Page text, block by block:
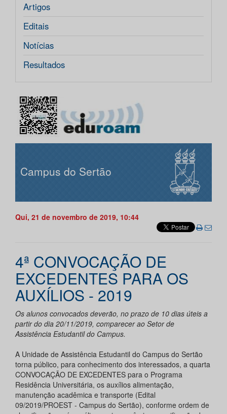
Artigos
Editais
Notícias
Resultados
Campus do Sertão
Qui, 21 de novembro de 2019, 10:44
4ª CONVOCAÇÃO DE
EXCEDENTES PARA OS
AUXÍLIOS - 2019
Os alunos convocados deverão, no prazo de 10 dias úteis a
partir do dia 20/11/2019, comparecer ao Setor de
Assistência Estudantil do Campus.
A Unidade de Assistência Estudantil do Campus do Sertão
torna público, para conhecimento dos interessados, a quarta
CONVOCAÇÃO DE EXCEDENTES para o Programa
Residência Universitária, os auxílios alimentação,
manutenção acadêmica e transporte (Edital
09/2019/PROEST - Campus do Sertão), conforme ordem de